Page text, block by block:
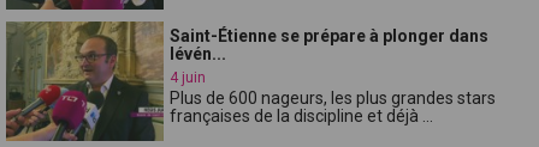
Saint-Étienne se prépare à plonger dans
lévén...
4 juin
Plus de 600 nageurs, les plus grandes stars
françaises de la discipline et déjà ...